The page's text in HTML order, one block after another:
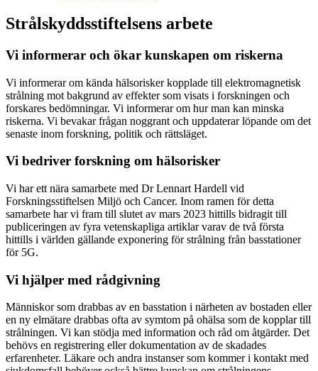
Strålskyddsstiftelsens arbete
Vi informerar och ökar kunskapen om riskerna
Vi informerar om kända hälsorisker kopplade till elektromagnetisk
strålning mot bakgrund av effekter som visats i forskningen och
forskares bedömningar. Vi informerar om hur man kan minska
riskerna. Vi bevakar frågan noggrant och uppdaterar löpande om det
senaste inom forskning, politik och rättsläget.
Vi bedriver forskning om hälsorisker
Vi har ett nära samarbete med Dr Lennart Hardell vid
Forskningsstiftelsen Miljö och Cancer. Inom ramen för detta
samarbete har vi fram till slutet av mars 2023 hittills bidragit till
publiceringen av fyra vetenskapliga artiklar varav de två första
hittills i världen gällande exponering för strålning från basstationer
för 5G.
Vi hjälper med rådgivning
Människor som drabbas av en basstation i närheten av bostaden eller
en ny elmätare drabbas ofta av symtom på ohälsa som de kopplar till
strålningen. Vi kan stödja med information och råd om åtgärder. Det
behövs en registrering eller dokumentation av de skadades
erfarenheter. Läkare och andra instanser som kommer i kontakt med